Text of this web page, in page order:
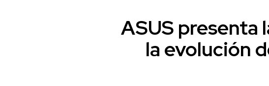
ASUS presenta
la evolución